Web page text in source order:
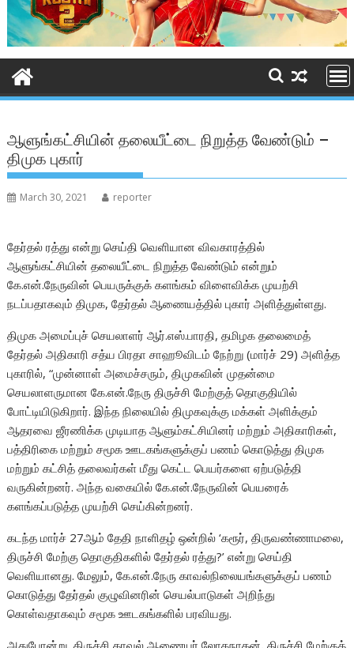
ஆளுங்கட்சியின் தலையீட்டை நிறுத்த வேண்டும் –
திமுக புகார்
March 30, 2021 reporter
தேர்தல் ரத்து என்று செய்தி வெளியான விவகாரத்தில்
ஆளுங்கட்சியின் தலையீட்டை நிறுத்த வேண்டும் என்றும்
கே.என்.நேருவின் பெயருக்குக் களங்கம் விளைவிக்க முயற்சி
நடப்பதாகவும் திமுக, தேர்தல் ஆணையத்தில் புகார் அளித்துள்ளது.
திமுக அமைப்புச் செயலாளர் ஆர்.எஸ்.பாரதி, தமிழக தலைமைத்
தேர்தல் அதிகாரி சத்ய பிரதா சாஹூவிடம் நேற்று (மார்ச் 29) அளித்த
புகாரில், “முன்னாள் அமைச்சரும், திமுகவின் முதன்மை
செயலாளருமான கே.என்.நேரு திருச்சி மேற்குத் தொகுதியில்
போட்டியிடுகிறார். இந்த நிலையில் திமுகவுக்கு மக்கள் அளிக்கும்
ஆதரவை ஜீரணிக்க முடியாத ஆளும்கட்சியினர் மற்றும் அதிகாரிகள்,
பத்திரிகை மற்றும் சமூக ஊடகங்களுக்குப் பணம் கொடுத்து திமுக
மற்றும் கட்சித் தலைவர்கள் மீது கெட்ட பெயர்களை ஏற்படுத்தி
வருகின்றனர். அந்த வகையில் கே.என்.நேருவின் பெயரைக்
களங்கப்படுத்த முயற்சி செய்கின்றனர்.
கடந்த மார்ச் 27ஆம் தேதி நாளிதழ் ஒன்றில் ‘கரூர், திருவண்ணாமலை,
திருச்சி மேற்கு தொகுதிகளில் தேர்தல் ரத்து?’ என்று செய்தி
வெளியானது. மேலும், கே.என்.நேரு காவல்நிலையங்களுக்குப் பணம்
கொடுத்து தேர்தல் குழுவினரின் செயல்பாடுகள் அறிந்து
கொள்வதாகவும் சமூக ஊடகங்களில் பரவியது.